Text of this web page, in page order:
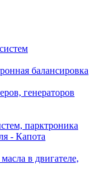
балансировка
генераторов
парктроника
- Капота
в двигателе,